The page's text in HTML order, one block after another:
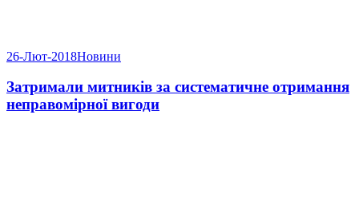
26-Лют-2018Новини
Затримали митників за систематичне отримання
неправомірної вигоди